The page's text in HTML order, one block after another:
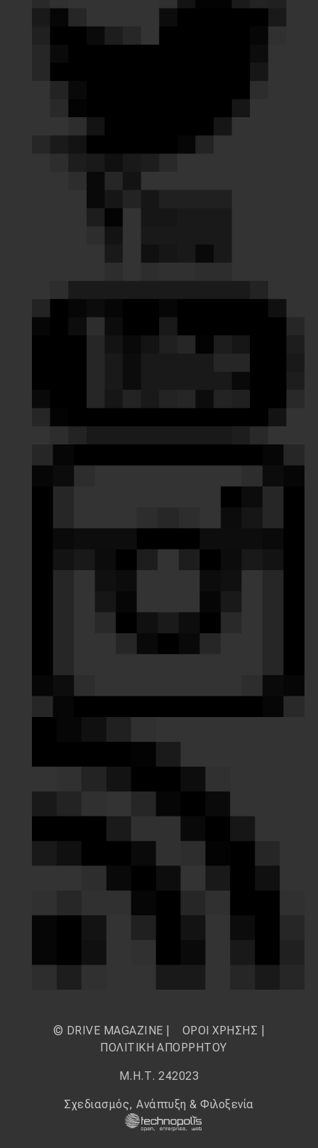
© DRIVE MAGAZINE | ΟΡΟΙ ΧΡΗΣΗΣ
ΠΟΛΙΤΙΚΗ ΑΠΟΡΡΗΤΟΥ
Μ.Η.Τ. 242023
Σχεδιασμός, Ανάπτυξη & Φιλοξενία